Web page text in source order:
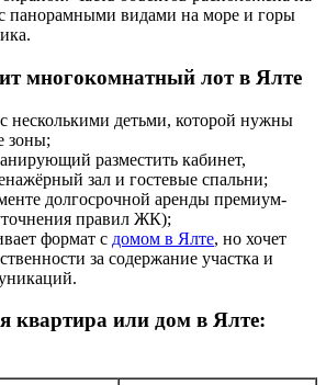
видами на море и горы
многокомнатный лот в Ялте
несколькими детьми, которой нужны
зоны;
разместить кабинет,
зал и гостевые спальни;
долгосрочной аренды премиум-
правил ЖК);
формат с домом в Ялте, но хочет
за содержание участка и
квартира или дом в Ялте: